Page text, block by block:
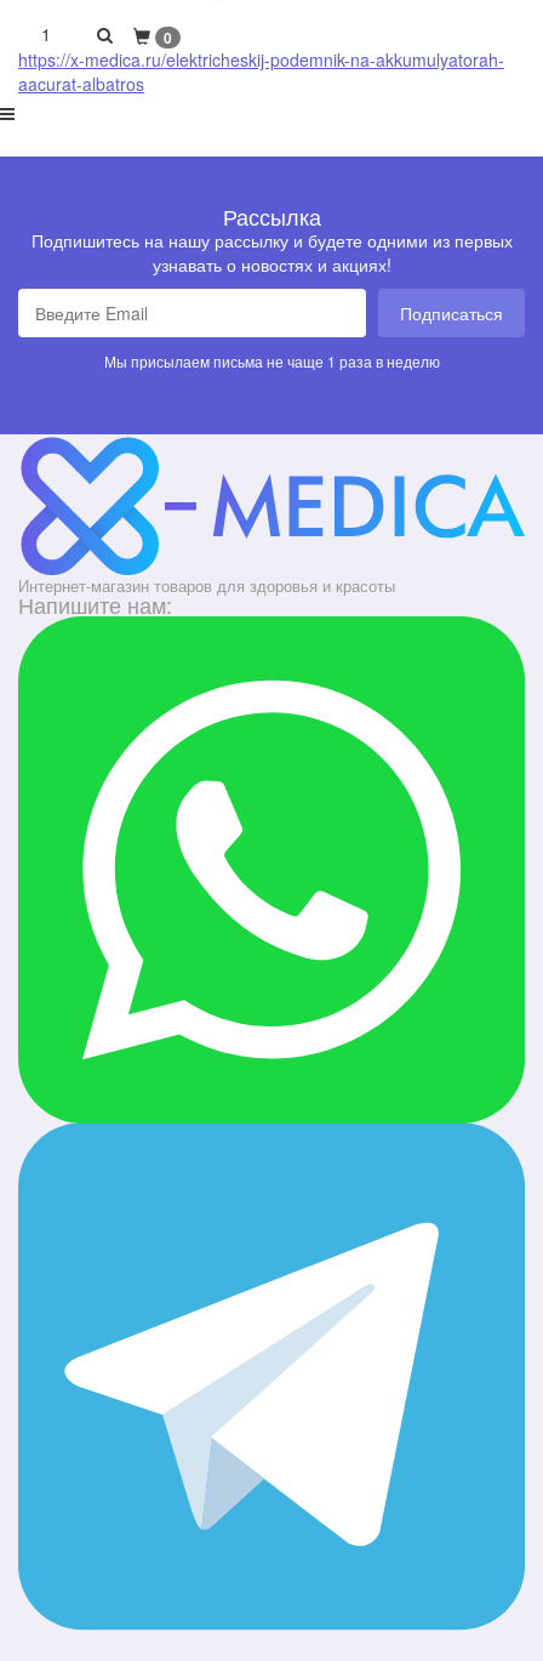
1 0
https://x-medica.ru/elektricheskij-podemnik-na-akkumulyatorah-
aacurat-albatros
Рассылка
Подпишитесь на нашу рассылку и будете одними из первых
узнавать о новостях и акциях!
Подписаться
Мы присылаем письма не чаще 1 раза в неделю
Интернет-магазин товаров для здоровья и красоты
Напишите нам: